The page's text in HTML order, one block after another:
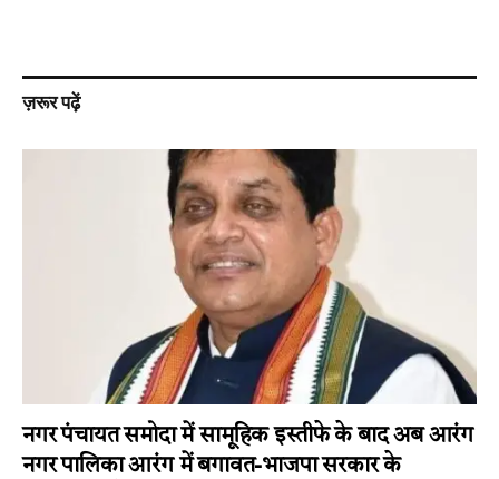
ज़रूर पढ़ें
नगर पंचायत समोदा में सामूहिक इस्तीफे के बाद अब आरंग
नगर पालिका आरंग में बगावत-भाजपा सरकार के